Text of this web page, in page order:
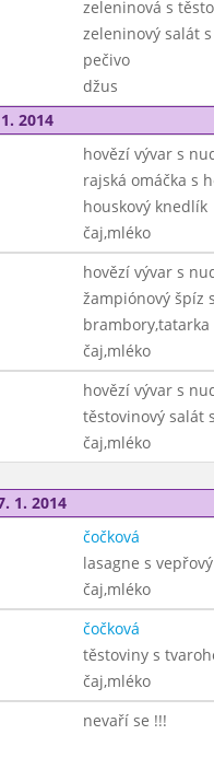
zeleninová s
zeleninový salát
pečivo
džus
2014
hovězí vývar s
rajská omáčka s
houskový knedlík
čaj,mléko
hovězí vývar s
žampiónový špíz
brambory,tatarka
čaj,mléko
hovězí vývar s
těstovinový salát
čaj,mléko
1. 2014
čočková
lasagne s
čaj,mléko
čočková
těstoviny s
čaj,mléko
nevaří se !!!